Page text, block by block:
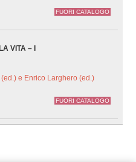
FUORI CATALOGO
VITA – I
e Enrico Larghero (ed.)
FUORI CATALOGO